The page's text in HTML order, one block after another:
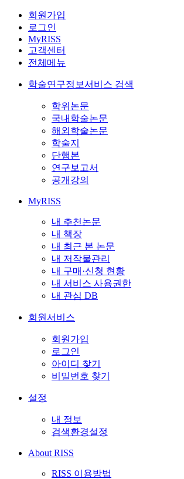
회원가입
로그인
MyRISS
고객센터
전체메뉴
학술연구정보서비스 검색
학위논문
국내학술논문
해외학술논문
학술지
단행본
연구보고서
공개강의
MyRISS
내 추천논문
내 책장
내 최근 본 논문
내 저작물관리
내 구매·신청 현황
내 서비스 사용권한
내 관심 DB
회원서비스
회원가입
로그인
아이디 찾기
비밀번호 찾기
설정
내 정보
검색환경설정
About RISS
RISS 이용방법